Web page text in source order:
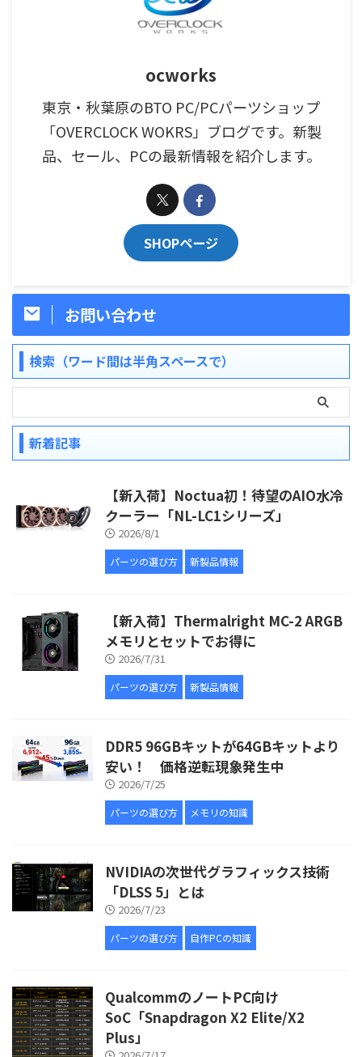
ocworks
東京・秋葉原のBTO PC/PCパーツショップ
「OVERCLOCK WOKRS」ブログです。新製
品、セール、PCの最新情報を紹介します。
SHOPページ
お問い合わせ
検索（ワード間は半角スペースで）
新着記事
【新入荷】Noctua初！待望のAIO水冷
クーラー「NL-LC1シリーズ」
2026/8/1
パーツの選び方 新製品情報
【新入荷】Thermalright MC-2 ARGB
メモリとセットでお得に
2026/7/31
パーツの選び方 新製品情報
DDR5 96GBキットが64GBキットより
安い！ 価格逆転現象発生中
2026/7/25
パーツの選び方 メモリの知識
NVIDIAの次世代グラフィックス技術
「DLSS 5」とは
2026/7/23
パーツの選び方 自作PCの知識
QualcommのノートPC向け
SoC「Snapdragon X2 Elite/X2
Plus」